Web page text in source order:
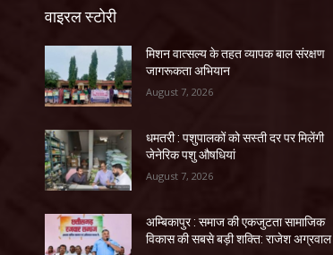
वाइरल स्टोरी
मिशन वात्सल्य के तहत व्यापक बाल संरक्षण
जागरूकता अभियान
August 7, 2026
धमतरी : पशुपालकों को सस्ती दर पर मिलेंगी
जेनेरिक पशु औषधियां
August 7, 2026
अम्बिकापुर : समाज की एकजुटता सामाजिक
विकास की सबसे बड़ी शक्ति: राजेश अग्रवाल